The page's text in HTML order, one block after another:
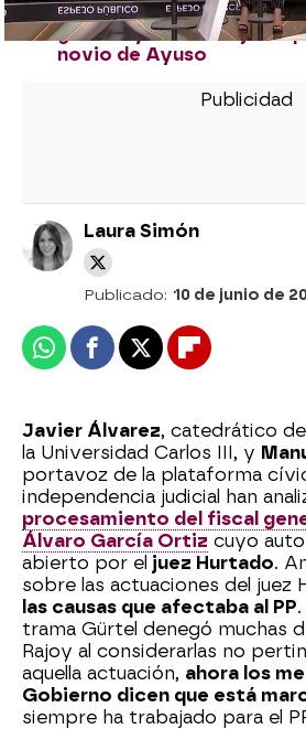
El Supremo acepta la
general y ordena al juez
novio de Ayuso
Laura Simón
Publicado: 10 de junio de
WhatsappFacebook
X Flipboard
Javier Álvarez, catedrático
la Universidad Carlos III, y
portavoz de la plataforma
independencia judicial han
procesamiento del fiscal
Álvaro García Ortiz cuyo
abierto por el juez Hurtado.
sobre las actuaciones del juez
las causas que afectaba al PP
trama Gürtel denegó muchas
Rajoy al considerarlas no
aquella actuación, ahora los
Gobierno dicen que está
siempre ha trabajado para el